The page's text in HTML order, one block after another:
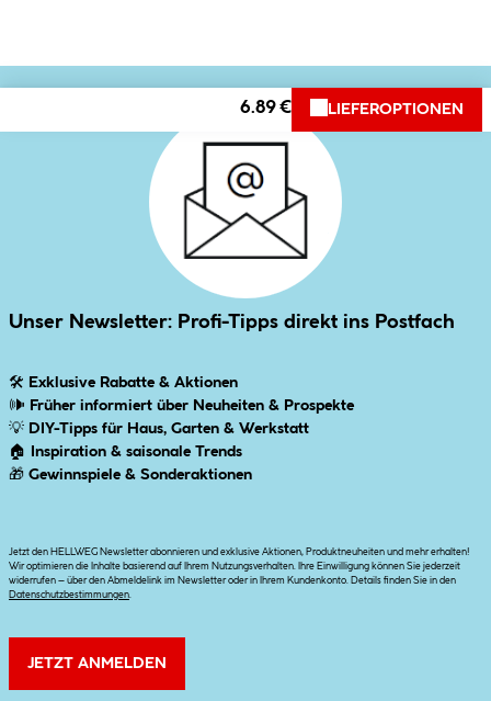
6.89 € LIEFEROPTIONEN
Unser Newsletter: Profi-Tipps direkt ins Postfach
🛠 Exklusive Rabatte & Aktionen
🕪 Früher informiert über Neuheiten & Prospekte
💡 DIY-Tipps für Haus, Garten & Werkstatt
🏠
Inspiration & saisonale Trends
🎁 Gewinnspiele & Sonderaktionen
Jetzt den HELLWEG Newsletter abonnieren und exklusive Aktionen, Produktneuheiten und mehr erhalten!
Wir optimieren die Inhalte basierend auf Ihrem Nutzungsverhalten. Ihre Einwilligung können Sie jederzeit
widerrufen – über den Abmeldelink im Newsletter oder in Ihrem Kundenkonto. Details finden Sie in den
Datenschutzbestimmungen
JETZT ANMELDEN